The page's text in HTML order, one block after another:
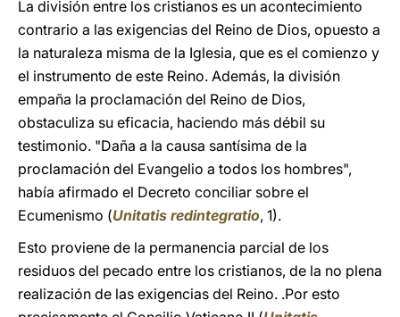
La división entre los cristianos es un acontecimiento
contrario a las exigencias del Reino de Dios, opuesto a
la naturaleza misma de la Iglesia, que es el comienzo y
el instrumento de este Reino. Además, la división
empaña la proclamación del Reino de Dios,
obstaculiza su eficacia, haciendo más débil su
testimonio. "Daña a la causa santísima de la
proclamación del Evangelio a todos los hombres",
había afirmado el Decreto conciliar sobre el
Ecumenismo (Unitatis redintegratio, 1).
Esto proviene de la permanencia parcial de los
residuos del pecado entre los cristianos, de la no plena
realización de las exigencias del Reino. .Por esto